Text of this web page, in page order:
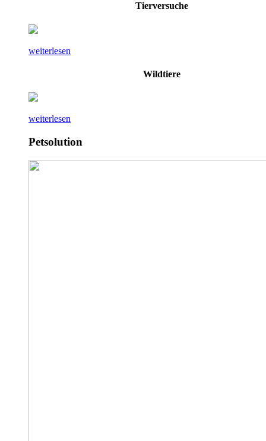
Tierversuche
weiterlesen
Wildtiere
weiterlesen
Petsolution